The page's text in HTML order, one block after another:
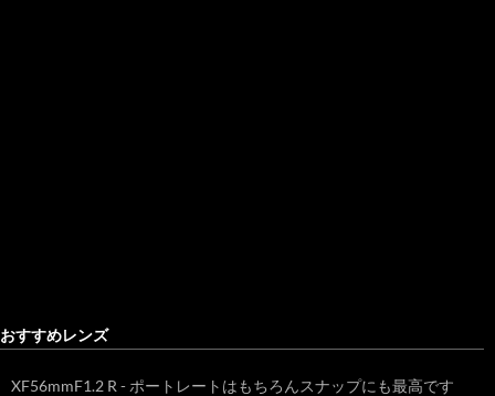
おすすめレンズ
XF56mmF1.2 R - ポートレートはもちろんスナップにも最高です